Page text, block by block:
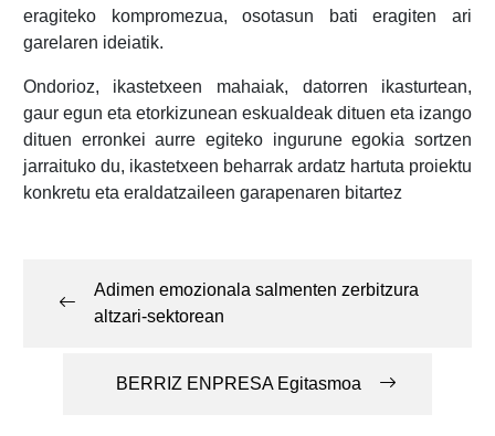
eragiteko kompromezua, osotasun bati eragiten ari
garelaren ideiatik.
Ondorioz, ikastetxeen mahaiak, datorren ikasturtean,
gaur egun eta etorkizunean eskualdeak dituen eta izango
dituen erronkei aurre egiteko ingurune egokia sortzen
jarraituko du, ikastetxeen beharrak ardatz hartuta proiektu
konkretu eta eraldatzaileen garapenaren bitartez
Adimen emozionala salmenten zerbitzura
altzari-sektorean
BERRIZ ENPRESA Egitasmoa